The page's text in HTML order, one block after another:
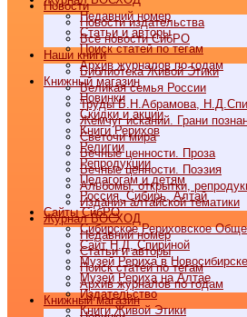
Недавний номер
Статьи и авторы
Поиск статей по тегам
Архив журналов по годам
Книжный магазин
Новинки
Скидки и акции
Книги Рерихов
Религии
Репродукции
Педагогам и детям
Россия, Сибирь, Алтай
Cайты СибРО
Сибирское Рериховское
Сайт Н.Д. Спириной
Музей Рериха в Новосибирске
Музей Рериха на Алтае
Издательство
Книги Живой Этики
Новости
Новости издательства
Все новости СибРО
Наши книги
Библиотека Живой Этики
Великая семья России
Труды Б.Н.Абрамова,
Жемчуг исканий. Грани
Светочи мира
Вечные ценности. Проза
Вечные ценности. Поэзия
Альбомы, открытки,
Издания алтайской тематики
Журнал ВОСХОД
Недавний номер
Статьи и авторы
Поиск статей по тегам
Архив журналов по годам
Книжный магазин